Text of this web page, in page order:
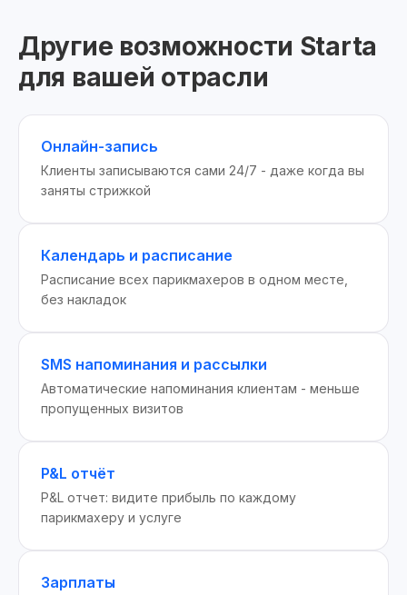
Другие возможности Starta
для вашей отрасли
Онлайн-запись
Клиенты записываются сами 24/7 - даже когда вы
заняты стрижкой
Календарь и расписание
Расписание всех парикмахеров в одном месте,
без накладок
SMS напоминания и рассылки
Автоматические напоминания клиентам - меньше
пропущенных визитов
P&L отчёт
P&L отчет: видите прибыль по каждому
парикмахеру и услуге
Зарплаты